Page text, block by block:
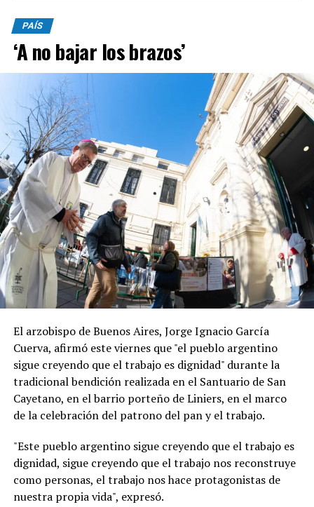
PAÍS
‘A no bajar los brazos’
El arzobispo de Buenos Aires, Jorge Ignacio García
Cuerva, afirmó este viernes que "el pueblo argentino
sigue creyendo que el trabajo es dignidad" durante la
tradicional bendición realizada en el Santuario de San
Cayetano, en el barrio porteño de Liniers, en el marco
de la celebración del patrono del pan y el trabajo.
"Este pueblo argentino sigue creyendo que el trabajo es
dignidad, sigue creyendo que el trabajo nos reconstruye
como personas, el trabajo nos hace protagonistas de
nuestra propia vida", expresó.